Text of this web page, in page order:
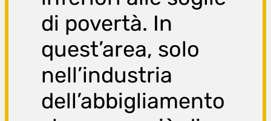
di povertà. In
quest’area, solo
nell’industria
dell’abbigliamento